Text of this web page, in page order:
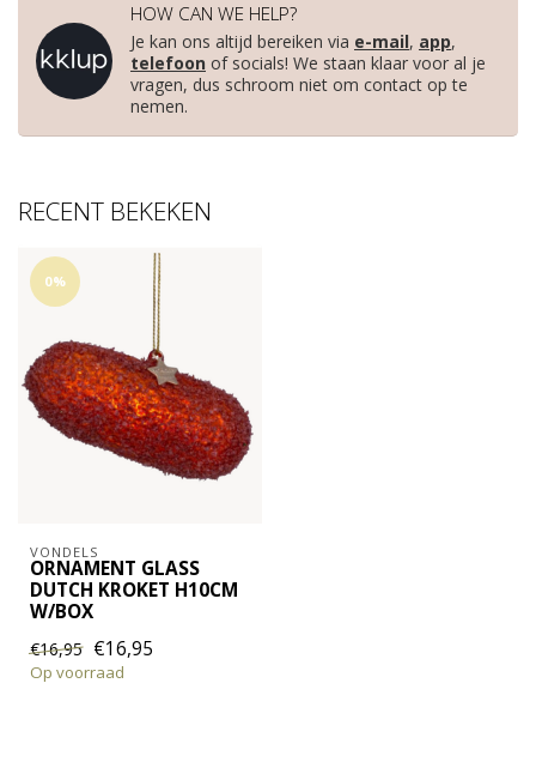
HOW CAN WE HELP?
Je kan ons altijd bereiken via e-mail, app,
telefoon of socials! We staan klaar voor al je
vragen, dus schroom niet om contact op te
nemen.
RECENT BEKEKEN
0%
VONDELS
ORNAMENT GLASS
DUTCH KROKET H10CM
W/BOX
€16,95 €16,95
Op voorraad